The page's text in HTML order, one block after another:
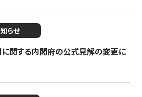
らせ
関する内閣府の公式見解の変更に